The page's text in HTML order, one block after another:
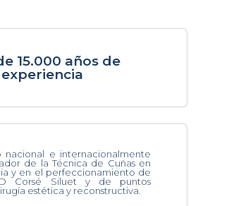
15.000 años de
experiencia
nacional e internacionalmente
de la Técnica de Cuñas en
y en el perfeccionamiento de
Corsé Siluet y de puntos
estética y reconstructiva.